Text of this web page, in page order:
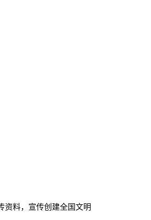
资料，宣传创建全国文明